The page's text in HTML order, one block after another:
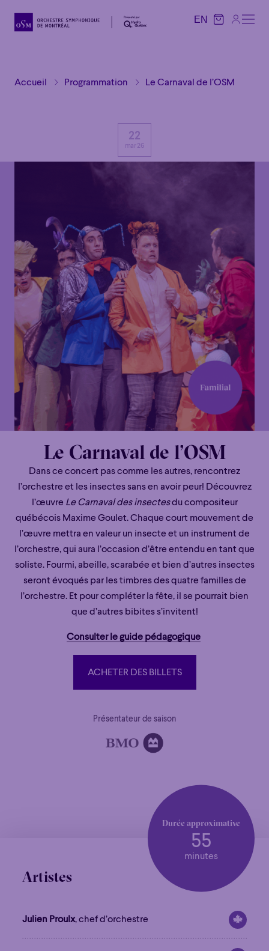
EN
Accueil Programmation Le Carnaval de l’OSM
22
mar 26
Le Carnaval de l’OSM
Dans ce concert pas comme les autres, rencontrez
l’orchestre et les insectes sans en avoir peur! Découvrez
l’œuvre Le Carnaval des insectesdu compositeur
québécois Maxime Goulet. Chaque court mouvement de
l’œuvre mettra en valeur un insecte et un instrument de
l’orchestre, qui aura l’occasion d’être entendu en tant que
soliste. Fourmi, abeille, scarabée et bien d’autres insectes
seront évoqués par les timbres des quatre familles de
l’orchestre. Et pour compléter la fête, il se pourrait bien
que d’autres bibites s’invitent!
Consulter le guide pédagogique
ACHETER DES BILLETS
ACHETER DES BILLETS
Présentateur de saison
Artistes
Julien Proulx, chef d’orchestre
Durée approximative
55
minutes